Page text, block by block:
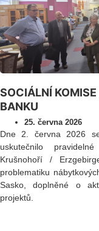
SOCIÁLNÍ
BANKU
25. června 2026
Dne 2. června 2026
uskutečnilo
Krušnohoří /
problematiku
Sasko, doplněné o
projektů.